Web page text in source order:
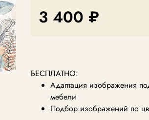
3 400 ₽
БЕСПЛАТНО:
Адаптация изображения
мебели
Подбор изображений по